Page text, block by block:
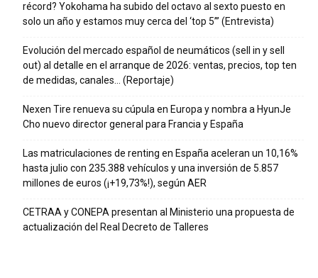
récord? Yokohama ha subido del octavo al sexto puesto en
solo un año y estamos muy cerca del ‘top 5’” (Entrevista)
Evolución del mercado español de neumáticos (sell in y sell
out) al detalle en el arranque de 2026: ventas, precios, top ten
de medidas, canales… (Reportaje)
Nexen Tire renueva su cúpula en Europa y nombra a HyunJe
Cho nuevo director general para Francia y España
Las matriculaciones de renting en España aceleran un 10,16%
hasta julio con 235.388 vehículos y una inversión de 5.857
millones de euros (¡+19,73%!), según AER
CETRAA y CONEPA presentan al Ministerio una propuesta de
actualización del Real Decreto de Talleres